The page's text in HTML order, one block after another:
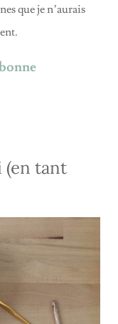
que je n’aurais
(en tant